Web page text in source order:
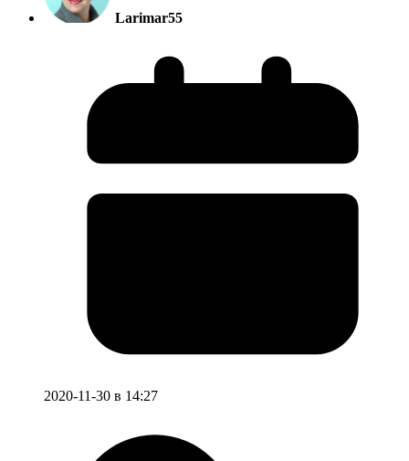
Larimar55
2020-11-30 в 14:27